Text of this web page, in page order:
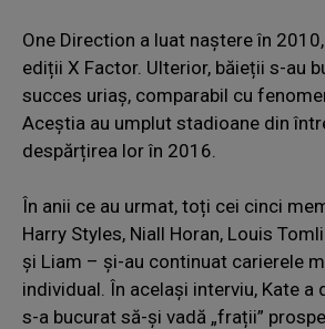
One Direction a luat naștere în
ediții X Factor. Ulterior, băieții s-au
succes uriaș, comparabil cu
Aceștia au umplut stadioane din
despărțirea lor în 2016.
În anii ce au urmat, toți cei cinci
Harry Styles, Niall Horan, Louis
și Liam – și-au continuat carierele
individual. În același interviu, Kate a
s-a bucurat să-și vadă „frații”